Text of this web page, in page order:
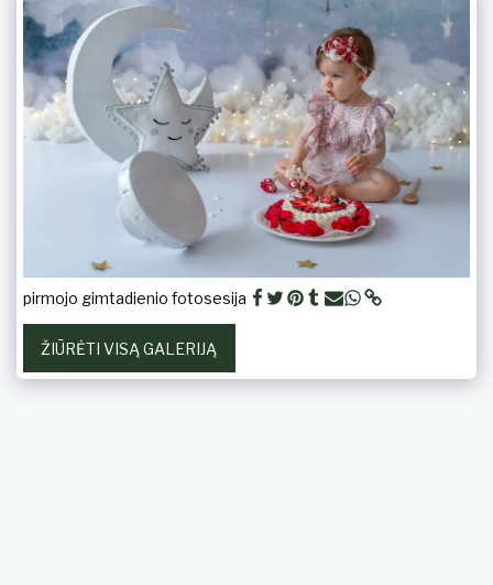
pirmojo gimtadienio fotosesija
ŽIŪRĖTI VISĄ GALERIJĄ